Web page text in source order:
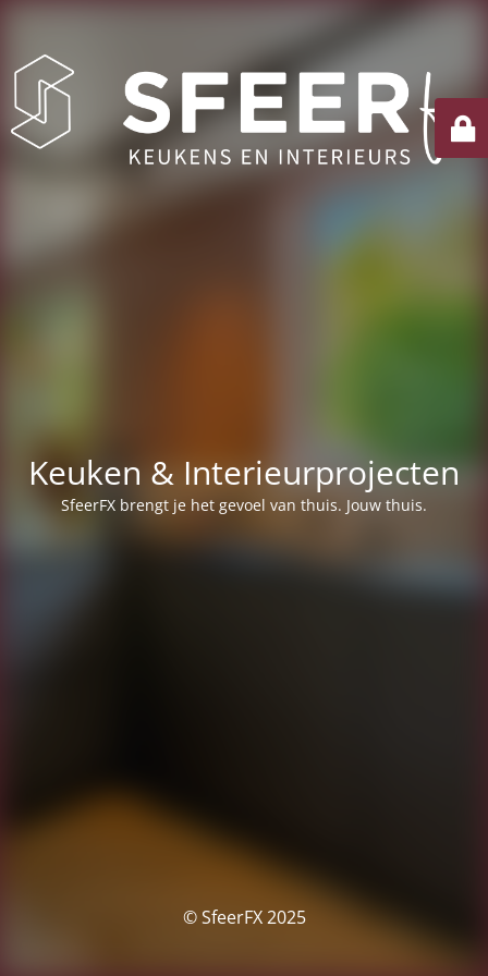
Keuken & Interieurprojecten
SfeerFX brengt je het gevoel van thuis. Jouw thuis.
© SfeerFX 2025